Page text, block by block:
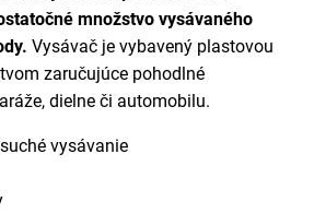
množstvo vysávaného
Vysávač je vybavený plastovou
zaručujúce pohodlné
dielne či automobilu.
vysávanie